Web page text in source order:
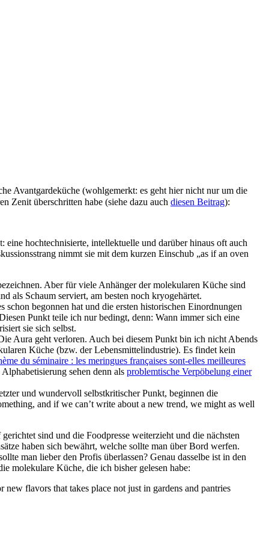
Avantgardeküche (wohlgemerkt: es geht hier nicht nur um die
Zenit überschritten habe (siehe dazu auch diesen Beitrag):
hochtechnisierte, intellektuelle und darüber hinaus oft auch
nimmt sie mit dem kurzen Einschub „as if an oven
Aber für viele Anhänger der molekularen Küche sind
als Schaum serviert, am besten noch kryogehärtet.
begonnen hat und die ersten historischen Einordnungen
Punkt teile ich nur bedingt, denn: Wann immer sich eine
sie sich selbst.
Aura geht verloren. Auch bei diesem Punkt bin ich nicht Abends
Küche (bzw. der Lebensmittelindustrie). Es findet kein
du séminaire : les meringues françaises sont-elles meilleures
sehen denn als problemtische Verpöbelung einer
und wundervoll selbstkritischer Punkt, beginnen die
and if we can’t write about a new trend, we might as well
sind und die Foodpresse weiterzieht und die nächsten
haben sich bewährt, welche sollte man über Bord werfen.
man lieber den Profis überlassen? Genau dasselbe ist in den
molekulare Küche, die ich bisher gelesen habe:
flavors that takes place not just in gardens and pantries